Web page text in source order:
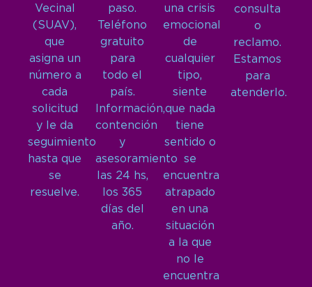
Vecinal
(SUAV),
que
asigna un
número a
cada
solicitud
y le da
seguimiento
hasta que
se
resuelve.
paso.
Teléfono
gratuito
para
todo el
país.
Información,
contención
y
asesoramiento
las 24 hs,
los 365
días del
año.
una crisis
emocional
de
cualquier
tipo,
siente
que nada
tiene
sentido o
se
encuentra
atrapado
en una
situación
a la que
no le
encuentra
consulta
o
reclamo.
Estamos
para
atenderlo.